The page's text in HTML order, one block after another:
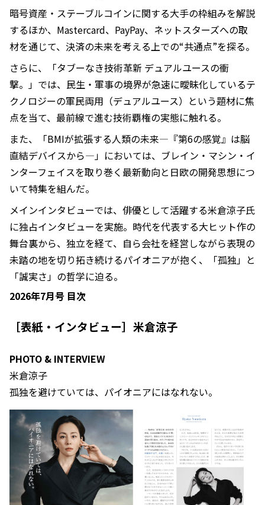
暗号資産・ステーブルコインに関する大手の枠組みを解説
するほか、Mastercard、PayPay、ネットスターズへの取
材を通じて、決済の未来を考える上での“共通点”を探る。
さらに、「タブーなき技術革新 デュアルユースの衝
撃。」では、民生・軍事の境界が急速に曖昧化しているテ
クノロジーの軍民両用（デュアルユース）という題材に焦
点を当て、最前線で進む技術覇権の実態に触れる。
また、「BMIが拡張する人類の未来―『第6の感覚』は脳
直結デバイスから―」においては、ブレイン・マシン・イ
ンターフェイスを取り巻く最新動向と日欧の開発思想につ
いて特集を組んだ。
メインインタビューでは、俳優として活躍する米倉涼子氏
に独占インタビューを実施。時代を代表する大ヒット作の
舞台裏から、独立を経て、自ら会社を経営しながら表現の
未踏の地を切り拓き続けるパイオニアが抱く、「孤独」と
「誠実さ」の哲学に迫る。
2026年7月号 目次
［表紙・インタビュー］米倉涼子
PHOTO & INTERVIEW
米倉涼子
孤独を避けていては、パイオニアにはなれない。